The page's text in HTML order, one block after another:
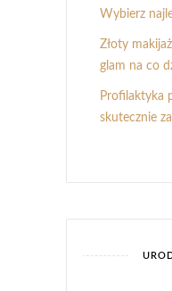
Wybierz
Złoty
glam na co
Profilaktyka
skutecznie